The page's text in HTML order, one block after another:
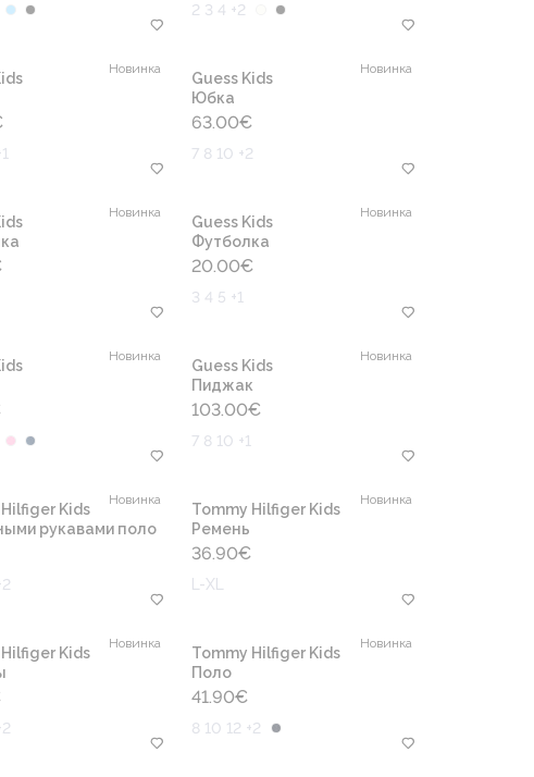
2 3 4 +2
Новинка Новинка
Guess Kids
Юбка
63.00€
7 8 10 +2
Новинка Новинка
Guess Kids
Футболка
20.00€
3 4 5 +1
Новинка Новинка
Guess Kids
Пиджак
103.00€
7 8 10 +1
Новинка
Kids
рукавами поло
Новинка
Tommy Hilfiger Kids
Ремень
36.90€
L-XL
Новинка
Kids
Новинка
Tommy Hilfiger Kids
Поло
41.90€
8 10 12 +2